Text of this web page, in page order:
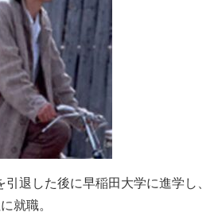
退した後に早稲田大学に進学し、
就職。